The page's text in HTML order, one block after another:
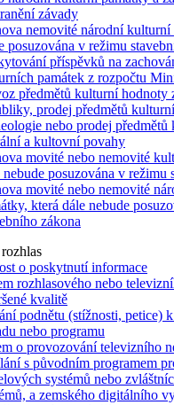
závady
nemovité národní kulturní
posuzována v režimu
příspěvků na
památek z rozpočtu
předmětů kulturní hodnoty
prodej předmětů
nebo prodej
a kultovní povahy
movité nebo nemovité
nebude posuzována v režimu
movité nebo nemovité
která dále nebude
zákona
o poskytnutí informace
rozhlasového nebo
kvalitě
podnětu (stížnosti, petice)
nebo programu
o provozování televizního
s původním programem
systémů nebo
a zemského digitálního